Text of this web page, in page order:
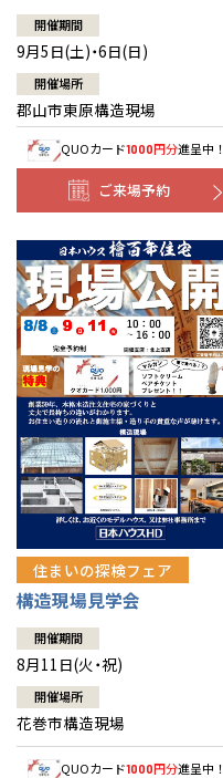
開催期間
9月5日(土)・6日(日)
開催場所
郡山市東原構造現場
QUOカード1000円分進呈中！
ご来場予約
住まいの探検フェア
構造現場見学会
開催期間
8月11日(火・祝)
開催場所
花巻市構造現場
QUOカード1000円分進呈中！